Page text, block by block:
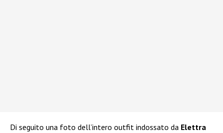
Di seguito una foto dell’intero outfit indossato da Elettra